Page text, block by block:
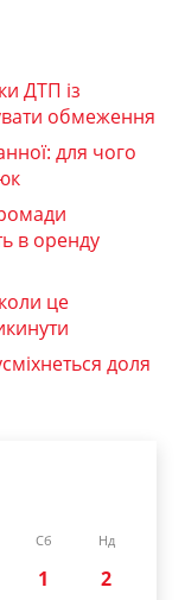
ДТП із
обмеження
для чого
в оренду
це
доля
Сб Нд
1
2